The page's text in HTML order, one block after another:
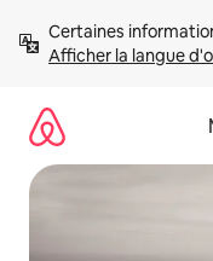
directement
Afficher la langue